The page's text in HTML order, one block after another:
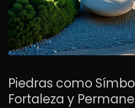
Piedras como
Fortaleza y